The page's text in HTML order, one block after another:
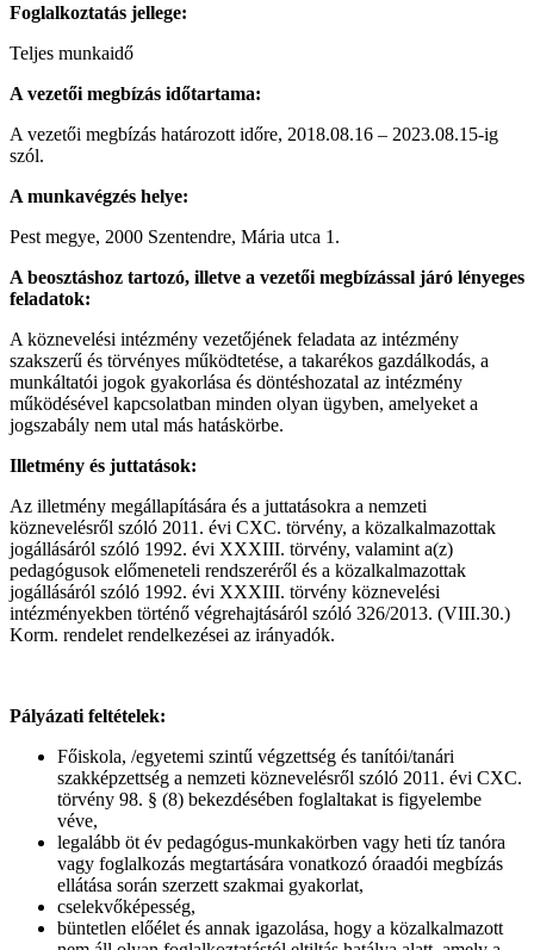
Foglalkoztatás jellege:
Teljes munkaidő
A vezetői megbízás időtartama:
A vezetői megbízás határozott időre, 2018.08.16 – 2023.08.15-ig
szól.
A munkavégzés helye:
Pest megye, 2000 Szentendre, Mária utca 1.
A beosztáshoz tartozó, illetve a vezetői megbízással járó lényeges
feladatok:
A köznevelési intézmény vezetőjének feladata az intézmény
szakszerű és törvényes működtetése, a takarékos gazdálkodás, a
munkáltatói jogok gyakorlása és döntéshozatal az intézmény
működésével kapcsolatban minden olyan ügyben, amelyeket a
jogszabály nem utal más hatáskörbe.
Illetmény és juttatások:
Az illetmény megállapítására és a juttatásokra a nemzeti
köznevelésről szóló 2011. évi CXC. törvény, a közalkalmazottak
jogállásáról szóló 1992. évi XXXIII. törvény, valamint a(z)
pedagógusok előmeneteli rendszeréről és a közalkalmazottak
jogállásáról szóló 1992. évi XXXIII. törvény köznevelési
intézményekben történő végrehajtásáról szóló 326/2013. (VIII.30.)
Korm. rendelet rendelkezései az irányadók.
Pályázati feltételek:
Főiskola, /egyetemi szintű végzettség és tanítói/tanári
szakképzettség a nemzeti köznevelésről szóló 2011. évi CXC.
törvény 98. § (8) bekezdésében foglaltakat is figyelembe
véve,
legalább öt év pedagógus-munkakörben vagy heti tíz tanóra
vagy foglalkozás megtartására vonatkozó óraadói megbízás
ellátása során szerzett szakmai gyakorlat,
cselekvőképesség,
büntetlen előélet és annak igazolása, hogy a közalkalmazott